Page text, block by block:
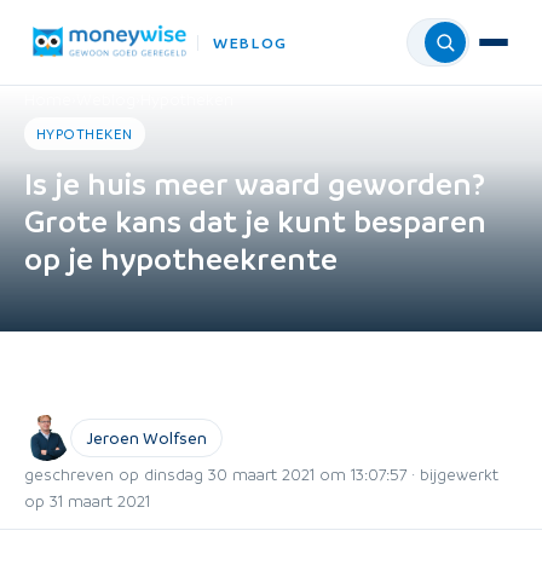
WEBLOG Menu
HYPOTHEKEN
Is je huis meer waard geworden?
Grote kans dat je kunt besparen
op je hypotheekrente
Jeroen Wolfsen
geschreven op dinsdag 30 maart 2021 om 13:07:57 · bijgewerkt
op 31 maart 2021